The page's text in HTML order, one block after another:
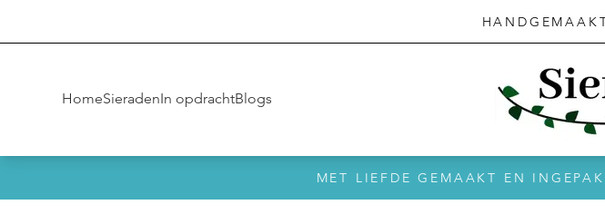
HomeSieradenIn opdrachtBlogs
MET LIEFDE GEMAAKT EN